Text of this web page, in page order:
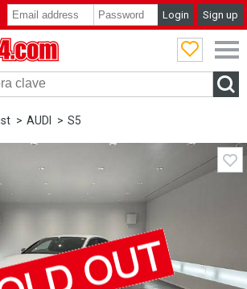
Login Sign up
AUDI S5